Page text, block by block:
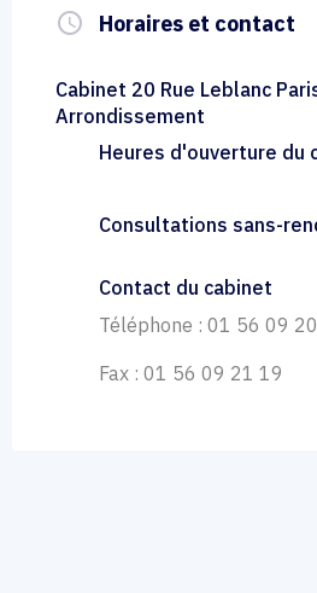
query_builder Horaires et contact
Cabinet 20 Rue Leblanc
Arrondissement
Heures d'ouverture du
Consultations sans-
Contact du cabinet
Téléphone : 01 56 09
Fax : 01 56 09 21 19